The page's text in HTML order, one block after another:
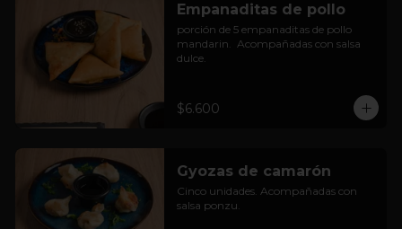
Empanaditas de pollo
porción de 5 empanaditas de pollo
mandarin.  Acompañadas con salsa
dulce.
$6.600
Gyozas de camarón
Cinco unidades. Acompañadas con
salsa ponzu.